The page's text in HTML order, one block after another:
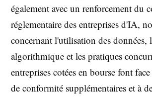
également avec un renforcement du
réglementaire des entreprises d'IA,
concernant l'utilisation des données,
algorithmique et les pratiques
entreprises cotées en bourse font
de conformité supplémentaires et à